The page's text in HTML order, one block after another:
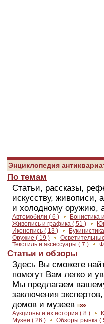
Энциклопедия
По темам
Статьи, рассказы,
искусству, живописи,
и холодному оружию,
Автомобили ( 6 ) Бонистика
Живопись и графика ( 51 )
Иконопись ( 13 ) Букинистика
Оружие ( 19 )
Текстиль и аксессуары ( 7 )
Статьи и обзоры
Здесь Вы сможете
помогут Вам легко и
Мы предлагаем
заключения
домов и музеев
Аукционы и их история ( 8 )
Музеи ( 26 ) Обзоры рынка (